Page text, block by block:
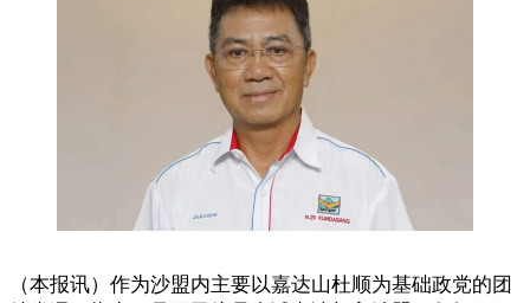
（本报讯）作为沙盟内主要以嘉达山杜顺为基础政党的团